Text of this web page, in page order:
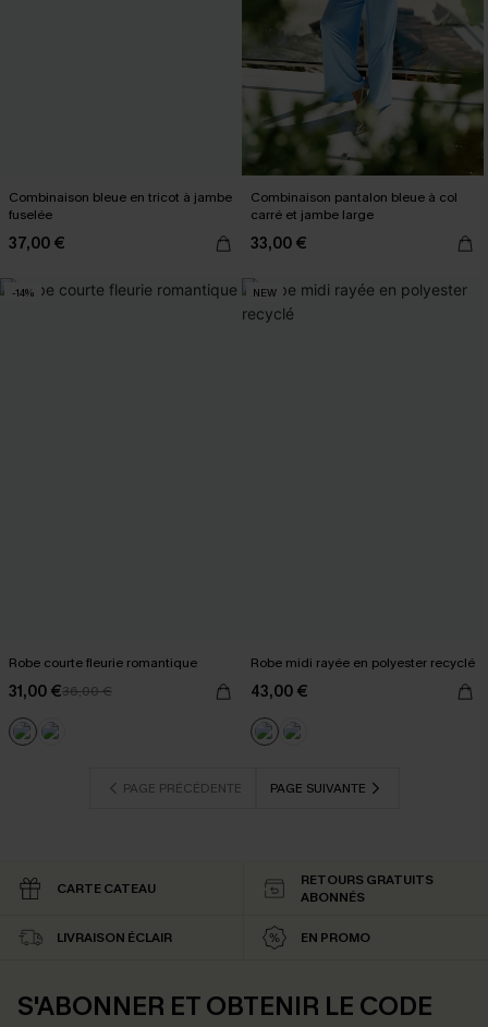
Combinaison bleue en tricot à jambe
fuselée
37,00 €
Combinaison pantalon bleue à col
carré et jambe large
33,00 €
-14%
Robe courte fleurie romantique
31,00 €36,00 €
NEW
Robe midi rayée en polyester recyclé
43,00 €
PAGE PRÉCÉDENTE PAGE SUIVANTE
CARTE CATEAU
RETOURS GRATUITS
ABONNÉS
LIVRAISON ÉCLAIR EN PROMO
S'ABONNER ET OBTENIR LE CODE